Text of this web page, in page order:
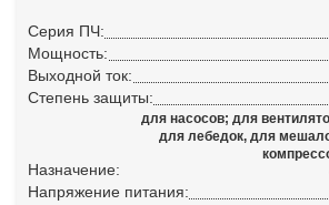
Серия ПЧ:
Мощность:
Выходной ток:
Степень защиты:
Назначение:
для насосов; для
для лебедок, для
Напряжение питания: